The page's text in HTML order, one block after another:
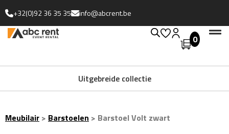
+32(0)92 36 35 35 info@abcrent.be
0
Uitgebreide collectie
Meubilair > Barstoelen > Barstoel Volt zwart